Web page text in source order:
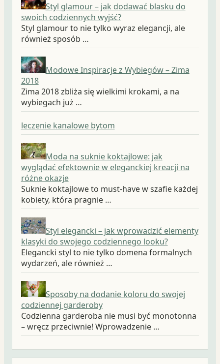
Styl glamour – jak dodawać blasku do
swoich codziennych wyjść?
Styl glamour to nie tylko wyraz elegancji, ale
również sposób …
Modowe Inspiracje z Wybiegów – Zima
2018
Zima 2018 zbliża się wielkimi krokami, a na
wybiegach już …
leczenie kanalowe bytom
Moda na suknie koktajlowe: jak
wyglądać efektownie w eleganckiej kreacji na
różne okazje
Suknie koktajlowe to must-have w szafie każdej
kobiety, która pragnie …
Styl elegancki – jak wprowadzić elementy
klasyki do swojego codziennego looku?
Elegancki styl to nie tylko domena formalnych
wydarzeń, ale również …
Sposoby na dodanie koloru do swojej
codziennej garderoby
Codzienna garderoba nie musi być monotonna
– wręcz przeciwnie! Wprowadzenie …